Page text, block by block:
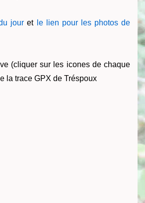
jour et le lien pour les photos de
(cliquer sur les icones de chaque
la trace GPX de Tréspoux